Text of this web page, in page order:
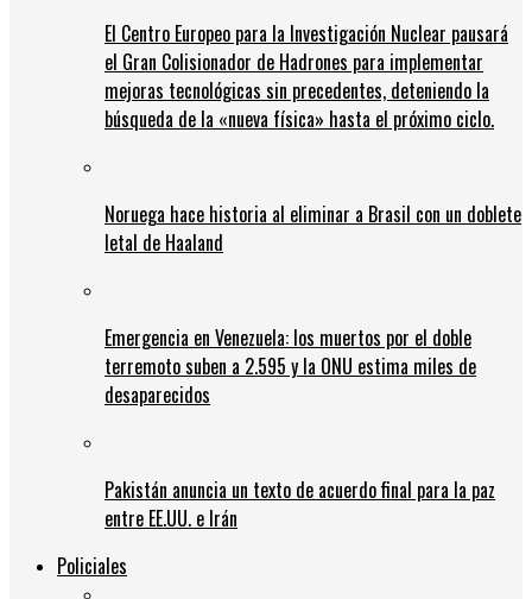
El Centro Europeo para la Investigación Nuclear pausará
el Gran Colisionador de Hadrones para implementar
mejoras tecnológicas sin precedentes, deteniendo la
búsqueda de la «nueva física» hasta el próximo ciclo.
Noruega hace historia al eliminar a Brasil con un doblete
letal de Haaland
Emergencia en Venezuela: los muertos por el doble
terremoto suben a 2.595 y la ONU estima miles de
desaparecidos
Pakistán anuncia un texto de acuerdo final para la paz
entre EE.UU. e Irán
Policiales